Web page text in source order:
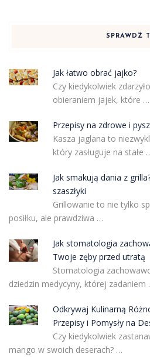
SPRAWDŹ
Jak łatwo obrać jajko?
Czy kiedykolwiek
obieraniem jajek, które …
Przepisy na zdrowe i
Kasza jaglana to
który zasługuje na stałe
Jak smakują dania z
szaszłyki
Grillowanie to nie tylko
posiłku, ale prawdziwa …
Jak stomatologia
Twoje zęby przed utratą
Stomatologia
dziedzin medycyny, której zadaniem
Odkrywaj Kulinarną
Przepisy i Pomysły na
Czy kiedykolwiek
mango w swoich deserach? …